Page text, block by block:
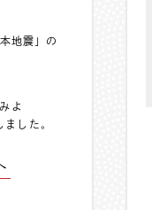
地震」の
よ
した。